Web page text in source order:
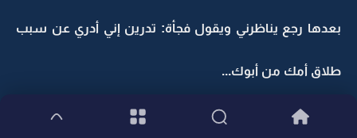
بعدها رجع يناظرني ويقول فجأة: تدرين إني أدري عن سبب
طلاق أمك من أبوك...
أستغربت ليش يتكلم عن هالموضوع لكني سكت ولا